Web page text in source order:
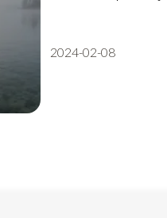
2024-02-08